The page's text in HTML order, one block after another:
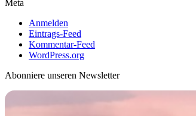
Meta
Anmelden
Eintrags-Feed
Kommentar-Feed
WordPress.org
Abonniere unseren Newsletter